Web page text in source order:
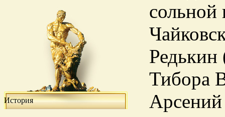
История
сольной
Редькин
Тибора